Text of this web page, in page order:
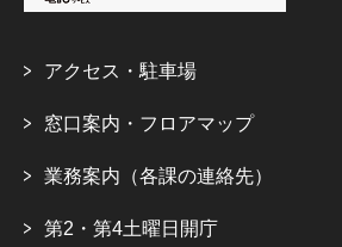
アクセス・駐車場
窓口案内・フロアマップ
業務案内（各課の連絡先）
第2・第4土曜日開庁